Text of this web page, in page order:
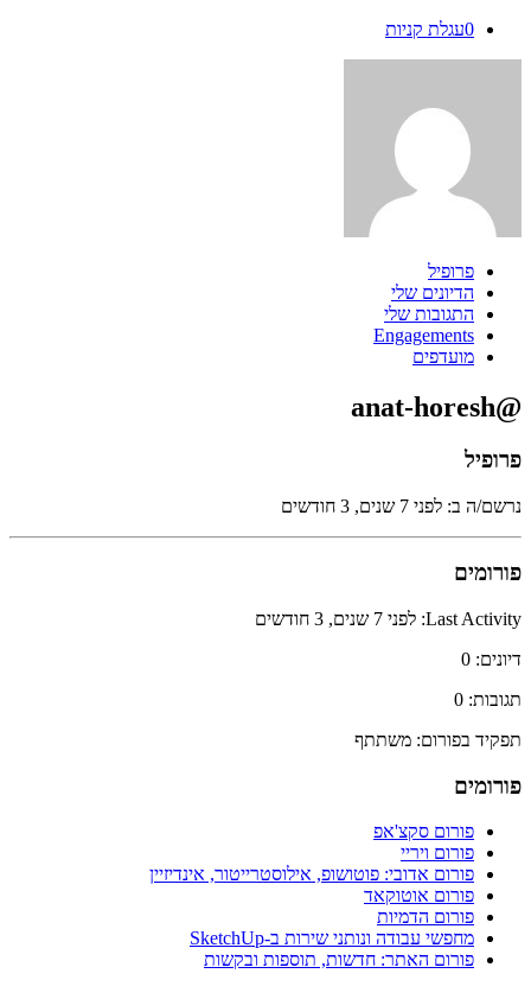
0עגלת קניות
פרופיל
הדיונים שלי
התגובות שלי
Engagements
מועדפים
@anat-horesh
פרופיל
נרשם/ה ב: לפני 7 שנים, 3 חודשים
פורומים
Last Activity: לפני 7 שנים, 3 חודשים
דיונים: 0
תגובות: 0
תפקיד בפורום: משתתף
פורומים
פורום סקצ'אפ
פורום ויריי
פורום אדובי: פוטושופ, אילוסטרייטור, אינדיזיין
פורום אוטוקאד
פורום הדמיות
מחפשי עבודה ונותני שירות ב-SketchUp
פורום האתר: חדשות, תוספות ובקשות